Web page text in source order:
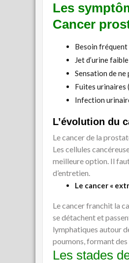
Les
Cancer
Besoin fréquent
Jet d’urine
Sensation de ne
Fuites urinaires
Infection
L’évolution du
Le cancer de la
Les cellules
meilleure option. Il
d’entretien.
Le cancer «
Le cancer franchit la
se détachent et
lymphatiques autour
poumons, formant
Les stades